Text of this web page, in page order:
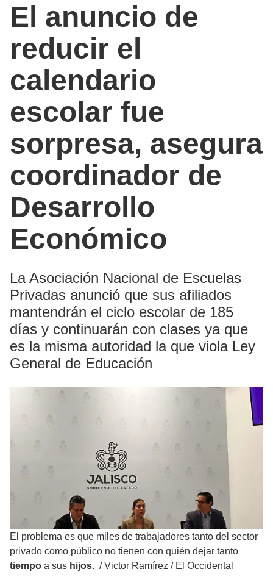
El anuncio de
reducir el
calendario
escolar fue
sorpresa, asegura
coordinador de
Desarrollo
Económico
La Asociación Nacional de Escuelas
Privadas anunció que sus afiliados
mantendrán el ciclo escolar de 185
días y continuarán con clases ya que
es la misma autoridad la que viola Ley
General de Educación
El problema es que miles de trabajadores tanto del sector
privado como público no tienen con quién dejar tanto
tiempo a sus hijos. /Victor Ramírez / El Occidental